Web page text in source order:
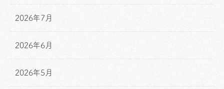
2026年7月
2026年6月
2026年5月